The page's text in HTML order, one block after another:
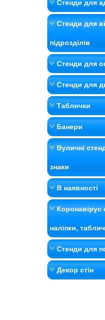
Стенди для
Стенди для
підрозділів
Стенди для
Стенди для
Таблички
Банери
Вуличні
знаки
В наявності
Коронавірус
наліпки,
Стенди для
Декор стін